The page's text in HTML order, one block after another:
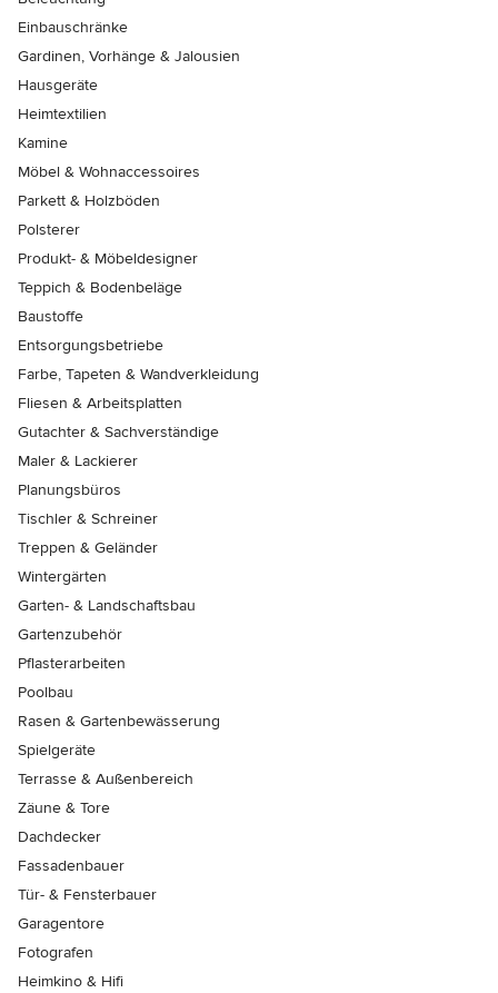
Einbauschränke
Gardinen, Vorhänge & Jalousien
Hausgeräte
Heimtextilien
Kamine
Möbel & Wohnaccessoires
Parkett & Holzböden
Polsterer
Produkt- & Möbeldesigner
Teppich & Bodenbeläge
Baustoffe
Entsorgungsbetriebe
Farbe, Tapeten & Wandverkleidung
Fliesen & Arbeitsplatten
Gutachter & Sachverständige
Maler & Lackierer
Planungsbüros
Tischler & Schreiner
Treppen & Geländer
Wintergärten
Garten- & Landschaftsbau
Gartenzubehör
Pflasterarbeiten
Poolbau
Rasen & Gartenbewässerung
Spielgeräte
Terrasse & Außenbereich
Zäune & Tore
Dachdecker
Fassadenbauer
Tür- & Fensterbauer
Garagentore
Fotografen
Heimkino & Hifi